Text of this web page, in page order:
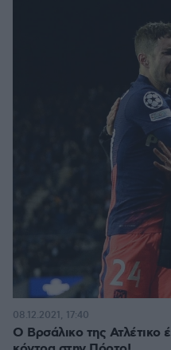
Ο Βρσάλικο της Ατλέτικο
08.12.2021, 17:40